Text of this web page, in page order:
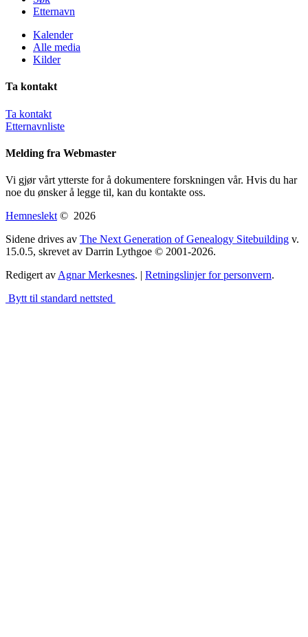
Etternavn
Kalender
Alle media
Kilder
Ta kontakt
Ta kontakt
Etternavnliste
Melding fra Webmaster
Vi gjør vårt ytterste for å dokumentere forskningen vår. Hvis du har
noe du ønsker å legge til, kan du kontakte oss.
Hemneslekt © 2026
Sidene drives av The Next Generation of Genealogy Sitebuilding v.
15.0.5, skrevet av Darrin Lythgoe © 2001-2026.
Redigert av Agnar Merkesnes. | Retningslinjer for personvern.
Bytt til standard nettsted